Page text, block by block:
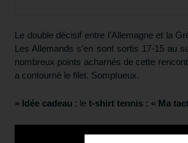
Le double décisif entre l’Allemagne et la
Les Allemands s’en sont sortis 17-15 au
nombreux points acharnés de cette
a contourné le filet. Somptueux.
» Idée cadeau : le t-shirt tennis : « Ma